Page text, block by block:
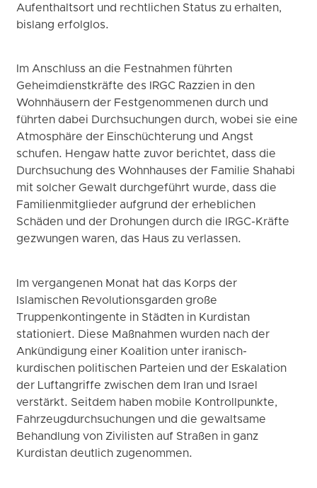
Aufenthaltsort und rechtlichen Status zu erhalten,
bislang erfolglos.
Im Anschluss an die Festnahmen führten
Geheimdienstkräfte des IRGC Razzien in den
Wohnhäusern der Festgenommenen durch und
führten dabei Durchsuchungen durch, wobei sie eine
Atmosphäre der Einschüchterung und Angst
schufen. Hengaw hatte zuvor berichtet, dass die
Durchsuchung des Wohnhauses der Familie Shahabi
mit solcher Gewalt durchgeführt wurde, dass die
Familienmitglieder aufgrund der erheblichen
Schäden und der Drohungen durch die IRGC-Kräfte
gezwungen waren, das Haus zu verlassen.
Im vergangenen Monat hat das Korps der
Islamischen Revolutionsgarden große
Truppenkontingente in Städten in Kurdistan
stationiert. Diese Maßnahmen wurden nach der
Ankündigung einer Koalition unter iranisch-
kurdischen politischen Parteien und der Eskalation
der Luftangriffe zwischen dem Iran und Israel
verstärkt. Seitdem haben mobile Kontrollpunkte,
Fahrzeugdurchsuchungen und die gewaltsame
Behandlung von Zivilisten auf Straßen in ganz
Kurdistan deutlich zugenommen.